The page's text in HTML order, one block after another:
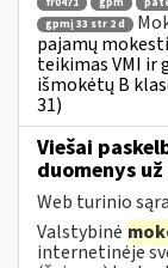
fr0471 gpm
gpmį 33 str 2 d
pajamų
teikimas VMI ir
išmokėtų B
31)
Viešai
duomenys
Web turinio
Valstybinė
internetinėje